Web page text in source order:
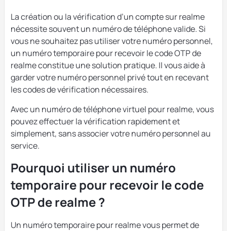
La création ou la vérification d’un compte sur realme
nécessite souvent un numéro de téléphone valide. Si
vous ne souhaitez pas utiliser votre numéro personnel,
un numéro temporaire pour recevoir le code OTP de
realme constitue une solution pratique. Il vous aide à
garder votre numéro personnel privé tout en recevant
les codes de vérification nécessaires.
Avec un numéro de téléphone virtuel pour realme, vous
pouvez effectuer la vérification rapidement et
simplement, sans associer votre numéro personnel au
service.
Pourquoi utiliser un numéro
temporaire pour recevoir le code
OTP de realme ?
Un numéro temporaire pour realme vous permet de